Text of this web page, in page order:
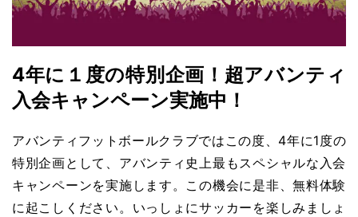
4年に１度の特別企画！超アバンティ
入会キャンペーン実施中！
アバンティフットボールクラブではこの度、4年に1度の
特別企画として、アバンティ史上最もスペシャルな入会
キャンペーンを実施します。この機会に是非、無料体験
に起こしください。いっしょにサッカーを楽しみましょ